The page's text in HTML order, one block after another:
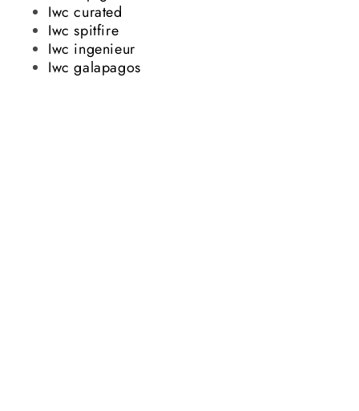
Iwc curated
Iwc spitfire
Iwc ingenieur
Iwc galapagos